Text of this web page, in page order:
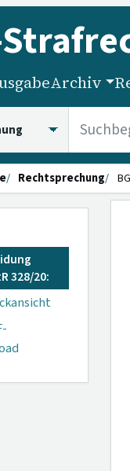
Archiv
Rechtsprechung
328/20: